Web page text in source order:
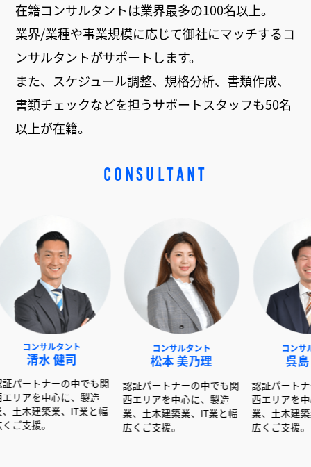
在籍コンサルタントは業界最多の100名以上。
業界/業種や事業規模に応じて御社にマッチするコ
ンサルタントがサポートします。
また、スケジュール調整、規格分析、書類作成、
書類チェックなどを担うサポートスタッフも50名
以上が在籍。
CONSULTANT
タント
の中でも関
に、製造
、IT業と幅
コンサルタント
松本 美乃理
認証パートナーの中でも関
西エリアを中心に、製造
業、土木建築業、IT業と幅
広くご支援。
コンサルタント
認証パートナーの中でも
西エリアを中心に、製造
業、土木建築業、IT業と
広くご支援。